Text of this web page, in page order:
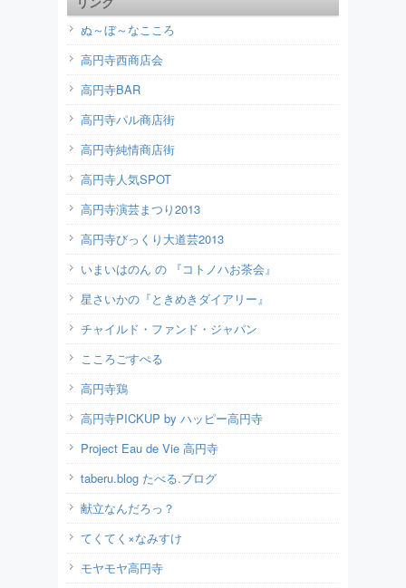
ぬ～ぼ～なこころ
高円寺西商店会
高円寺BAR
高円寺パル商店街
高円寺純情商店街
高円寺人気SPOT
高円寺演芸まつり2013
高円寺びっくり大道芸2013
いまいはのん の 『コトノハお茶会』
星さいかの『ときめきダイアリー』
チャイルド・ファンド・ジャパン
こころごすぺる
高円寺鶏
高円寺PICKUP by ハッピー高円寺
Project Eau de Vie 高円寺
taberu.blog たべる.ブログ
献立なんだろっ？
てくてく×なみすけ
モヤモヤ高円寺